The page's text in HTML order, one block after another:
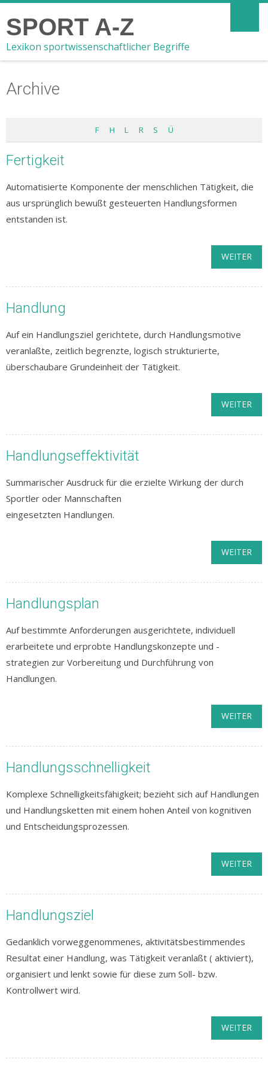
SPORT A-Z
Lexikon sportwissenschaftlicher Begriffe
Archive
F H L R S Ü
Fertigkeit
Automatisierte Komponente der menschlichen Tätigkeit, die
aus ursprünglich bewußt gesteuerten Handlungsformen
entstanden ist.
WEITER
Handlung
Auf ein Handlungsziel gerichtete, durch Handlungsmotive
veranlaßte, zeitlich begrenzte, logisch strukturierte,
überschaubare Grundeinheit der Tätigkeit.
WEITER
Handlungseffektivität
Summarischer Ausdruck für die erzielte Wirkung der durch
Sportler oder Mannschaften
eingesetzten Handlungen.
WEITER
Handlungsplan
Auf bestimmte Anforderungen ausgerichtete, individuell
erarbeitete und erprobte Handlungskonzepte und -
strategien zur Vorbereitung und Durchführung von
Handlungen.
WEITER
Handlungsschnelligkeit
Komplexe Schnelligkeitsfähigkeit; bezieht sich auf Handlungen
und Handlungsketten mit einem hohen Anteil von kognitiven
und Entscheidungsprozessen.
WEITER
Handlungsziel
Gedanklich vorweggenommenes, aktivitätsbestimmendes
Resultat einer Handlung, was Tätigkeit veranlaßt ( aktiviert),
organisiert und lenkt sowie für diese zum Soll- bzw.
Kontrollwert wird.
WEITER